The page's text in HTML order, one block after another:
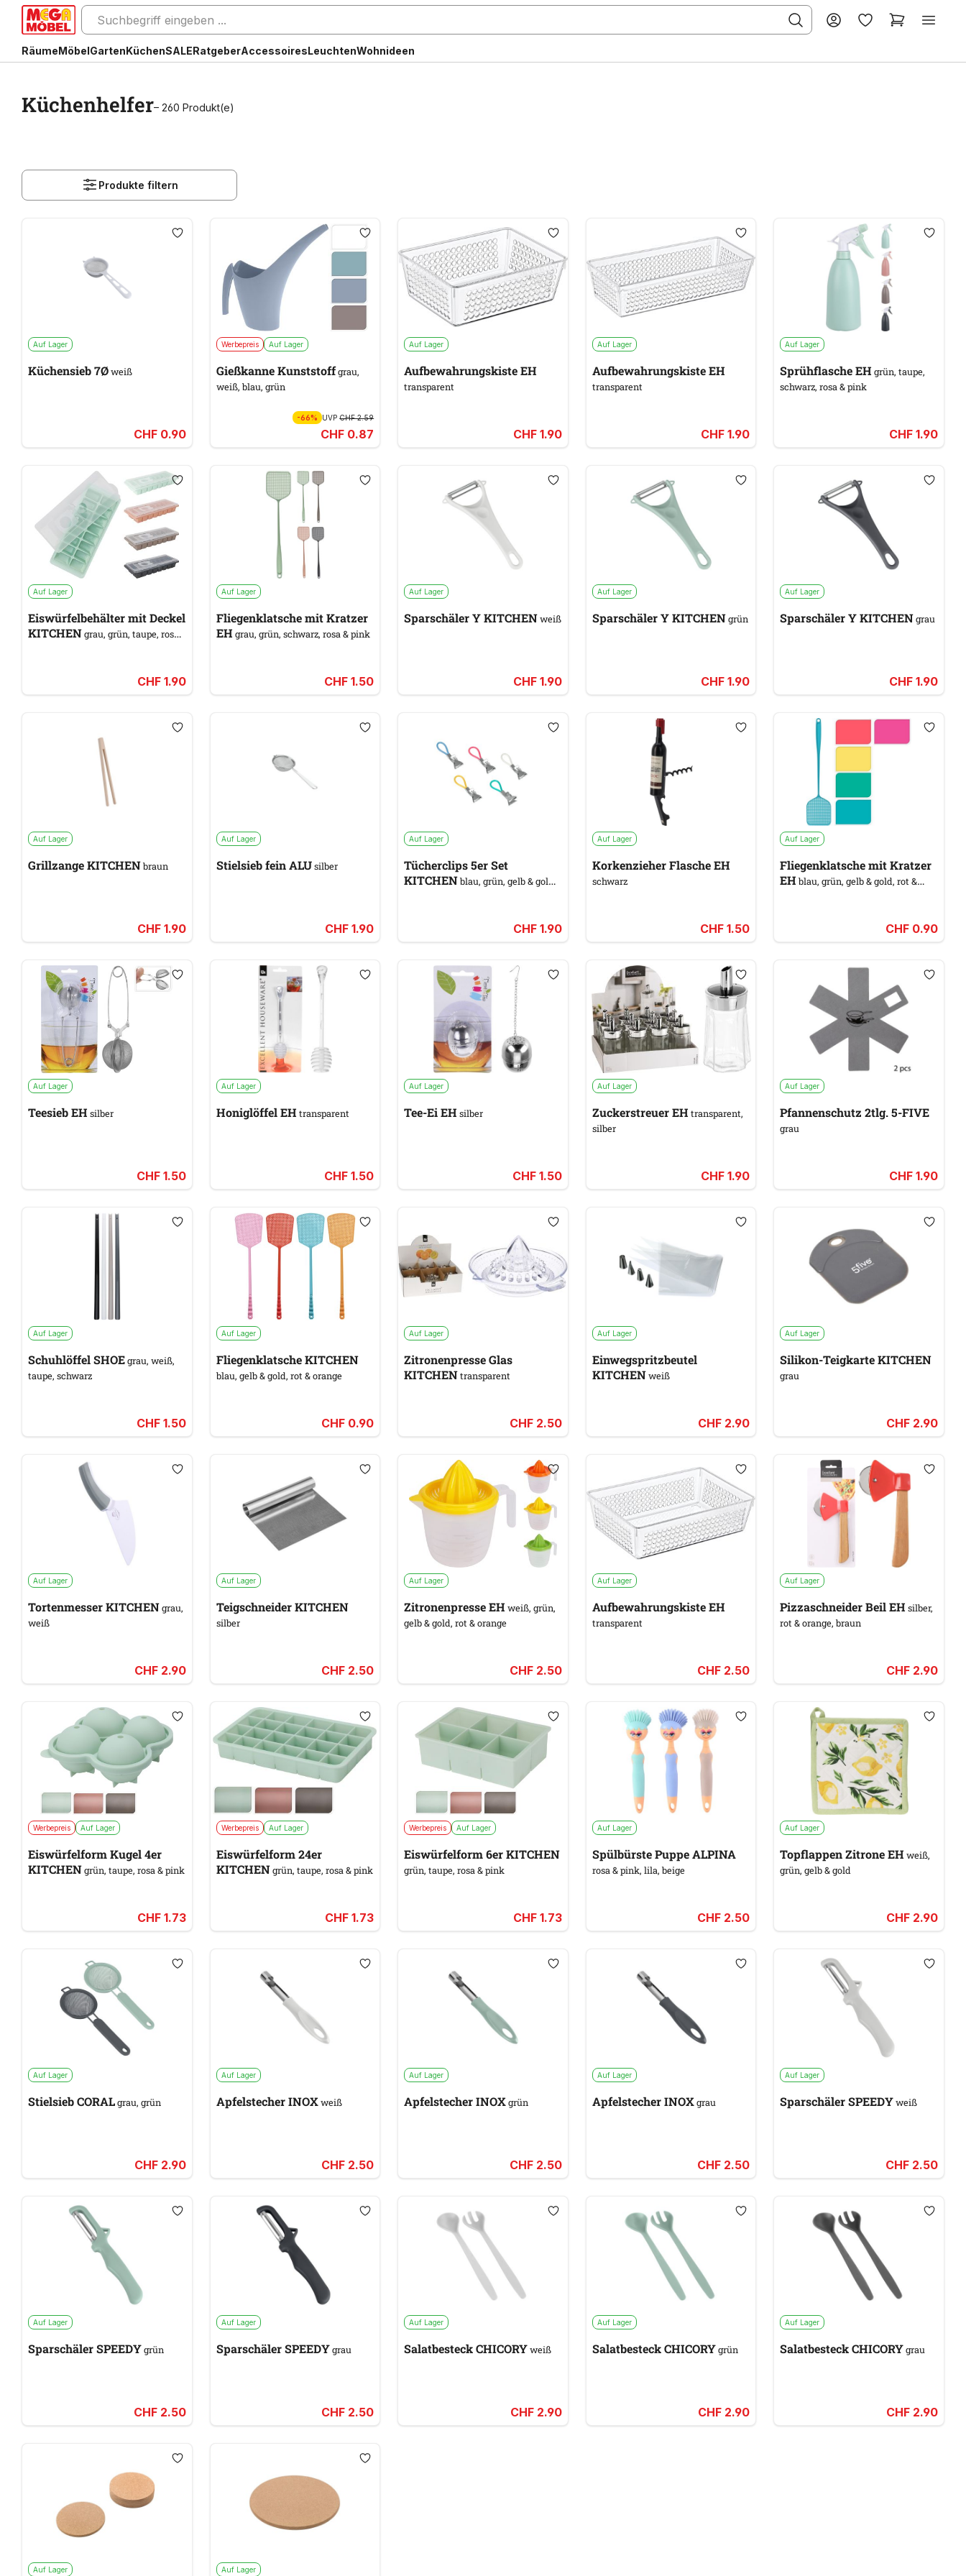
RäumeMöbelGartenKüchenSALERatgeberAccessoiresLeuchtenWohnideen
Küchenhelfer– 260 Produkt(e)
Produkte filtern
Auf Lager
Küchensieb 7Øweiß
CHF 0.90
Werbepreis Auf Lager
Gießkanne Kunststoffgrau,
weiß, blau, grün
-66% UVPCHF 2.59
CHF 0.87
Auf Lager
Aufbewahrungskiste EH
transparent
CHF 1.90
Auf Lager
Aufbewahrungskiste EH
transparent
CHF 1.90
Auf Lager
Sprühflasche EH grün, taupe,
schwarz, rosa & pink
CHF 1.90
Auf Lager
Eiswürfelbehälter mit Deckel
KITCHENgrau, grün, taupe, rosa
CHF 1.90
Auf Lager
Fliegenklatsche mit Kratzer
EH grau, grün, schwarz, rosa & pink
CHF 1.50
Auf Lager
Sparschäler Y KITCHENweiß
CHF 1.90
Auf Lager
Sparschäler Y KITCHENgrün
CHF 1.90
Auf Lager
Sparschäler Y KITCHENgrau
CHF 1.90
Auf Lager
Grillzange KITCHENbraun
CHF 1.90
Auf Lager
Stielsieb fein ALUsilber
CHF 1.90
Auf Lager
Tücherclips 5er Set
KITCHENblau, grün, gelb & gold,
CHF 1.90
Auf Lager
Korkenzieher Flasche EH
schwarz
CHF 1.50
Auf Lager
Fliegenklatsche mit Kratzer
EH blau, grün, gelb & gold, rot &
CHF 0.90
Auf Lager
Teesieb EH silber
CHF 1.50
Auf Lager
Honiglöffel EH transparent
CHF 1.50
Auf Lager
Tee-Ei EH silber
CHF 1.50
Auf Lager
Zuckerstreuer EH transparent,
silber
CHF 1.90
Auf Lager
Pfannenschutz 2tlg. 5-FIVE
grau
CHF 1.90
Auf Lager
Schuhlöffel SHOEgrau, weiß,
taupe, schwarz
CHF 1.50
Auf Lager
Fliegenklatsche KITCHEN
blau, gelb & gold, rot & orange
CHF 0.90
Auf Lager
Zitronenpresse Glas
KITCHENtransparent
CHF 2.50
Auf Lager
Einwegspritzbeutel
KITCHENweiß
CHF 2.90
Auf Lager
Silikon-Teigkarte KITCHEN
grau
CHF 2.90
Auf Lager
Tortenmesser KITCHENgrau,
weiß
CHF 2.90
Auf Lager
Teigschneider KITCHEN
silber
CHF 2.50
Auf Lager
Zitronenpresse EH weiß, grün,
gelb & gold, rot & orange
CHF 2.50
Auf Lager
Aufbewahrungskiste EH
transparent
CHF 2.50
Auf Lager
Pizzaschneider Beil EH silber,
rot & orange, braun
CHF 2.90
Werbepreis Auf Lager
Eiswürfelform Kugel 4er
KITCHENgrün, taupe, rosa & pink
CHF 1.73
Werbepreis Auf Lager
Eiswürfelform 24er
KITCHENgrün, taupe, rosa & pink
CHF 1.73
Werbepreis Auf Lager
Eiswürfelform 6er KITCHEN
grün, taupe, rosa & pink
CHF 1.73
Auf Lager
Spülbürste Puppe ALPINA
rosa & pink, lila, beige
CHF 2.50
Auf Lager
Topflappen Zitrone EH weiß,
grün, gelb & gold
CHF 2.90
Auf Lager
Stielsieb CORALgrau, grün
CHF 2.90
Auf Lager
Apfelstecher INOXweiß
CHF 2.50
Auf Lager
Apfelstecher INOXgrün
CHF 2.50
Auf Lager
Apfelstecher INOXgrau
CHF 2.50
Auf Lager
Sparschäler SPEEDYweiß
CHF 2.50
Auf Lager
Sparschäler SPEEDYgrün
CHF 2.50
Auf Lager
Sparschäler SPEEDYgrau
CHF 2.50
Auf Lager
Salatbesteck CHICORYweiß
CHF 2.90
Auf Lager
Salatbesteck CHICORYgrün
CHF 2.90
Auf Lager
Salatbesteck CHICORYgrau
CHF 2.90
Auf Lager Auf Lager